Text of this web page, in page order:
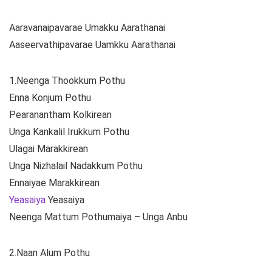
Aaravanaipavarae Umakku Aarathanai
Aaseervathipavarae Uamkku Aarathanai
1.Neenga Thookkum Pothu
Enna Konjum Pothu
Pearanantham Kolkirean
Unga Kankalil Irukkum Pothu
Ulagai Marakkirean
Unga Nizhalail Nadakkum Pothu
Ennaiyae Marakkirean
Yeasaiya Yeasaiya
Neenga Mattum Pothumaiya – Unga Anbu
2.Naan Alum Pothu